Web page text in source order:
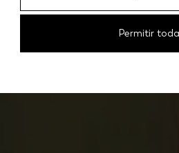
Permitir